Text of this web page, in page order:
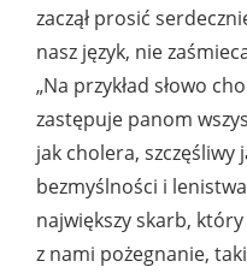
zaczął prosić
nasz język, nie
„Na przykład słowo
zastępuje panom
jak cholera,
bezmyślności i
największy skarb,
z nami pożegnanie,